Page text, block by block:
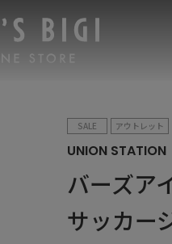
SALE アウトレット
UNION STATION
バーズア
サッカー